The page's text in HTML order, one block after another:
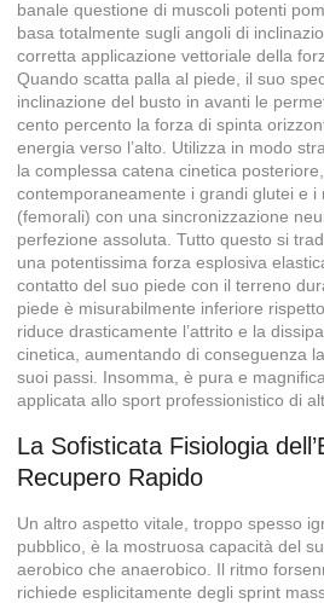
banale questione di muscoli potenti
basa totalmente sugli angoli di
corretta applicazione vettoriale della
Quando scatta palla al piede, il suo
inclinazione del busto in avanti le
cento percento la forza di spinta
energia verso l’alto. Utilizza in modo
la complessa catena cinetica
contemporaneamente i grandi glutei e i
(femorali) con una sincronizzazione
perfezione assoluta. Tutto questo si
una potentissima forza esplosiva
contatto del suo piede con il terreno
piede è misurabilmente inferiore
riduce drasticamente l’attrito e la
cinetica, aumentando di conseguenza
suoi passi. Insomma, è pura e
applicata allo sport professionistico di
La Sofisticata Fisiologia
Recupero Rapido
Un altro aspetto vitale, troppo spesso
pubblico, è la mostruosa capacità del
aerobico che anaerobico. Il ritmo
richiede esplicitamente degli sprint